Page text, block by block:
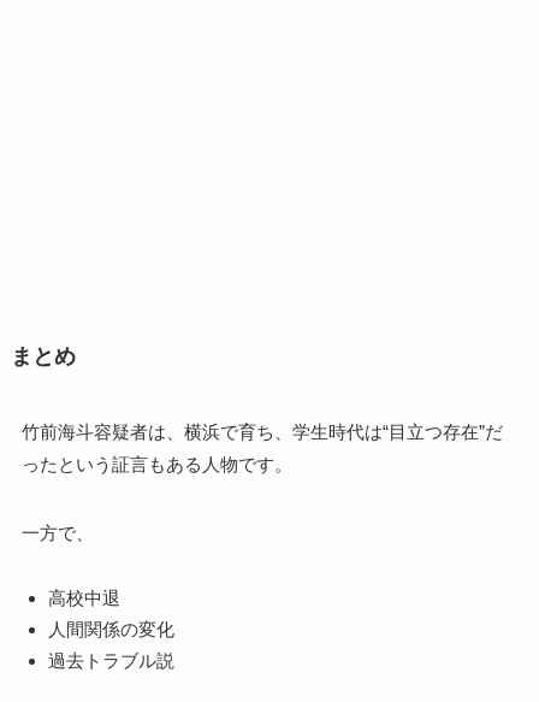
まとめ
竹前海斗容疑者は、横浜で育ち、学生時代は“目立つ存在”だ
ったという証言もある人物です。
一方で、
高校中退
人間関係の変化
過去トラブル説